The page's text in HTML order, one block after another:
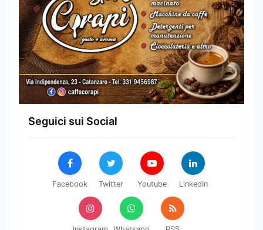
Seguici sui Social
Facebook Twitter Youtube LinkedIn